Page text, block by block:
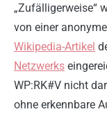
„Zufälligerweise“
von einer
Wikipedia-Artikel
Netzwerks
WP:RK#V nicht
ohne erkennbare